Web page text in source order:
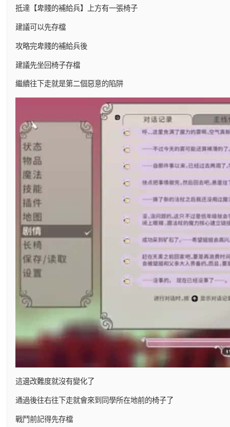
抵達【卑賤的補給兵】上方有一張椅子
建議可以先存檔
攻略完卑賤的補給兵後
建議先坐回椅子存檔
繼續往下走就是第二個惡意的陷阱
這邊改難度就沒有變化了
通過後往右往下走就會來到同學所在地前的椅子了
戰鬥前記得先存檔